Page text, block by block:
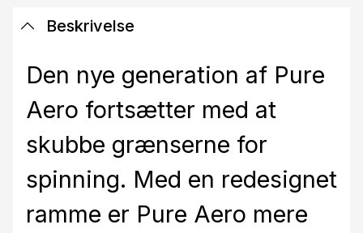
Beskrivelse
Den nye generation af Pure
Aero fortsætter med at
skubbe grænserne for
spinning. Med en redesignet
ramme er Pure Aero mere